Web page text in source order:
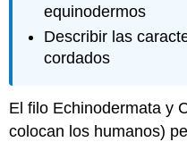
equinodermos
Describir las
cordados
El filo Echinodermata y
colocan los humanos)